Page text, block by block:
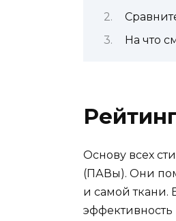
На что
Основу всех
(ПАВы). Они
и самой ткани.
эффективность